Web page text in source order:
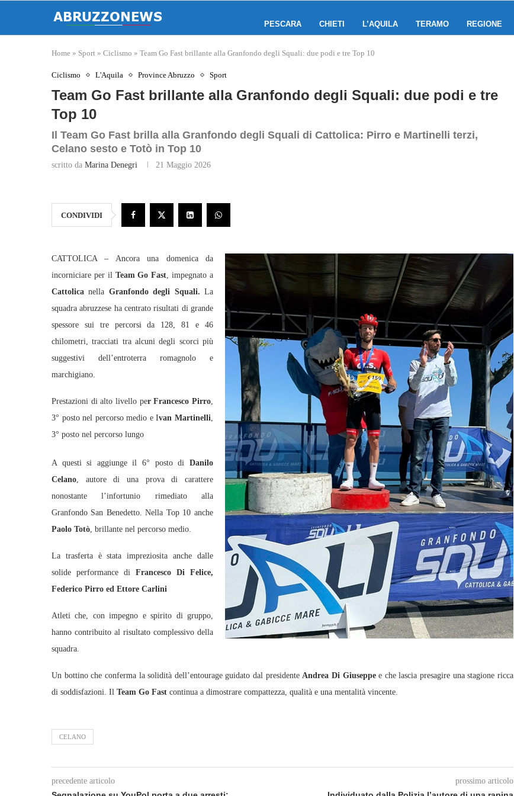
PESCARA CHIETI L’AQUILA TERAMO REGIONE
Home » Sport » Ciclismo » Team Go Fast brillante alla Granfondo degli Squali: due podi e tre Top 10
Ciclismo L'Aquila Province Abruzzo Sport
Team Go Fast brillante alla Granfondo degli Squali: due podi e tre
Top 10
Il Team Go Fast brilla alla Granfondo degli Squali di Cattolica: Pirro e Martinelli terzi,
Celano sesto e Totò in Top 10
scritto da Marina Denegri 21 Maggio 2026
CONDIVIDI
CATTOLICA – Ancora una domenica da
incorniciare per il Team Go Fast, impegnato a
Cattolica nella Granfondo degli Squali. La
squadra abruzzese ha centrato risultati di grande
spessore sui tre percorsi da 128, 81 e 46
chilometri, tracciati tra alcuni degli scorci più
suggestivi dell’entroterra romagnolo e
marchigiano.
Prestazioni di alto livello per Francesco Pirro,
3° posto nel percorso medio e Ivan Martinelli,
3° posto nel percorso lungo
A questi si aggiunge il 6° posto di Danilo
Celano, autore di una prova di carattere
nonostante l’infortunio rimediato alla
Granfondo San Benedetto. Nella Top 10 anche
Paolo Totò, brillante nel percorso medio.
La trasferta è stata impreziosita anche dalle
solide performance di Francesco Di Felice,
Federico Pirro ed Ettore Carlini
Atleti che, con impegno e spirito di gruppo,
hanno contribuito al risultato complessivo della
squadra.
Un bottino che conferma la solidità dell’entourage guidato dal presidenteAndrea Di Giuseppee che lascia presagire una stagione ricca
di soddisfazioni. Il Team Go Fast continua a dimostrare compattezza, qualità e una mentalità vincente.
CELANO
precedente articolo prossimo articolo